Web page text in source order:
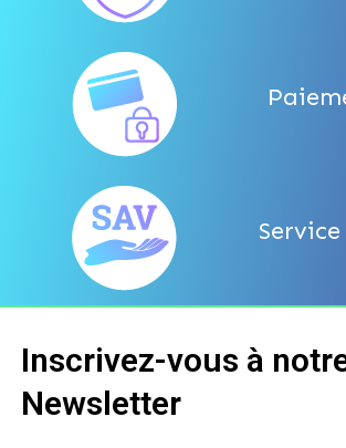
Inscrivez-vous à
Newsletter